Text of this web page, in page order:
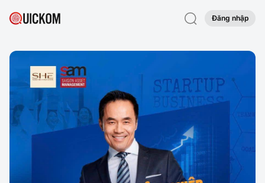
Đăng nhập